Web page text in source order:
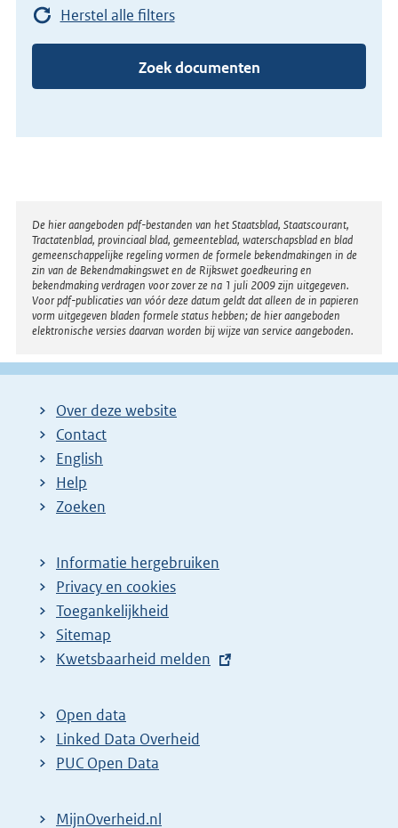
Herstel alle filters
Zoek documenten
Disclaimer
De hier aangeboden pdf-bestanden van het Staatsblad, Staatscourant,
Tractatenblad, provinciaal blad, gemeenteblad, waterschapsblad en blad
gemeenschappelijke regeling vormen de formele bekendmakingen in de
zin van de Bekendmakingswet en de Rijkswet goedkeuring en
bekendmaking verdragen voor zover ze na 1 juli 2009 zijn uitgegeven.
Voor pdf-publicaties van vóór deze datum geldt dat alleen de in papieren
vorm uitgegeven bladen formele status hebben; de hier aangeboden
elektronische versies daarvan worden bij wijze van service aangeboden.
Over deze website
Contact
English
Help
Zoeken
Informatie hergebruiken
Privacy en cookies
Toegankelijkheid
Sitemap
E
t
e
r
Kwetsbaarheid melden
Open data
Linked Data Overheid
PUC Open Data
MijnOverheid.nl